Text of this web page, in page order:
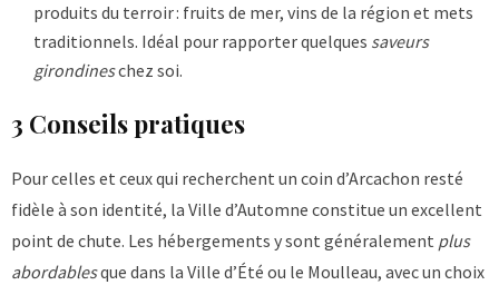
produits du terroir : fruits de mer, vins de la région et mets
traditionnels. Idéal pour rapporter quelques saveurs
girondineschez soi.
3 Conseils pratiques
Pour celles et ceux qui recherchent un coin d’Arcachon resté
fidèle à son identité, la Ville d’Automne constitue un excellent
point de chute. Les hébergements y sont généralement plus
abordablesque dans la Ville d’Été ou le Moulleau, avec un choix